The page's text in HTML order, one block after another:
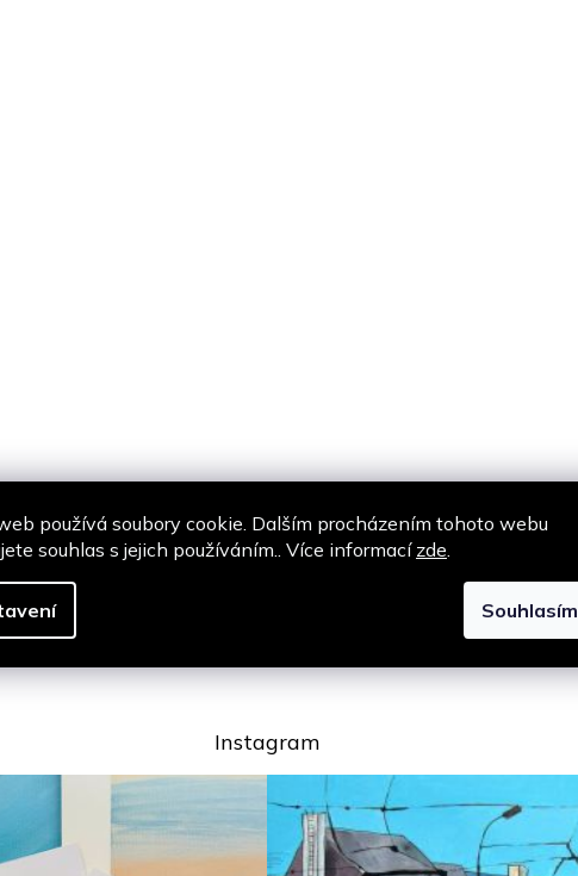
používá soubory cookie. Dalším procházením tohoto webu
souhlas s jejich používáním.. Více informací zde
Souhlasím
Instagram